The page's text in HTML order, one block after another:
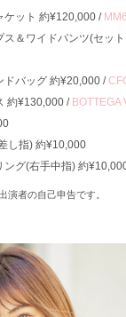
ケット 約¥120,000 / MM6
ス＆ワイドパンツ(セッ
ドバッグ 約¥20,000 /
約¥130,000 / BOTTEGA
し指) 約¥10,000
ング(右手中指) 約
演者の自己申告です。